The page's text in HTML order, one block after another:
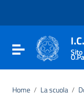
Vai al footer
Attiva / disattiva
Home / La scuola /